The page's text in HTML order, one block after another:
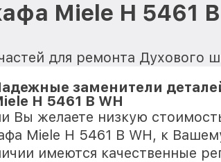
Miele H 5461
для ремонта Духового
заменители
H 5461 B WH
Вы желаете низкую
Miele H 5461 B WH, к
имеются качественные